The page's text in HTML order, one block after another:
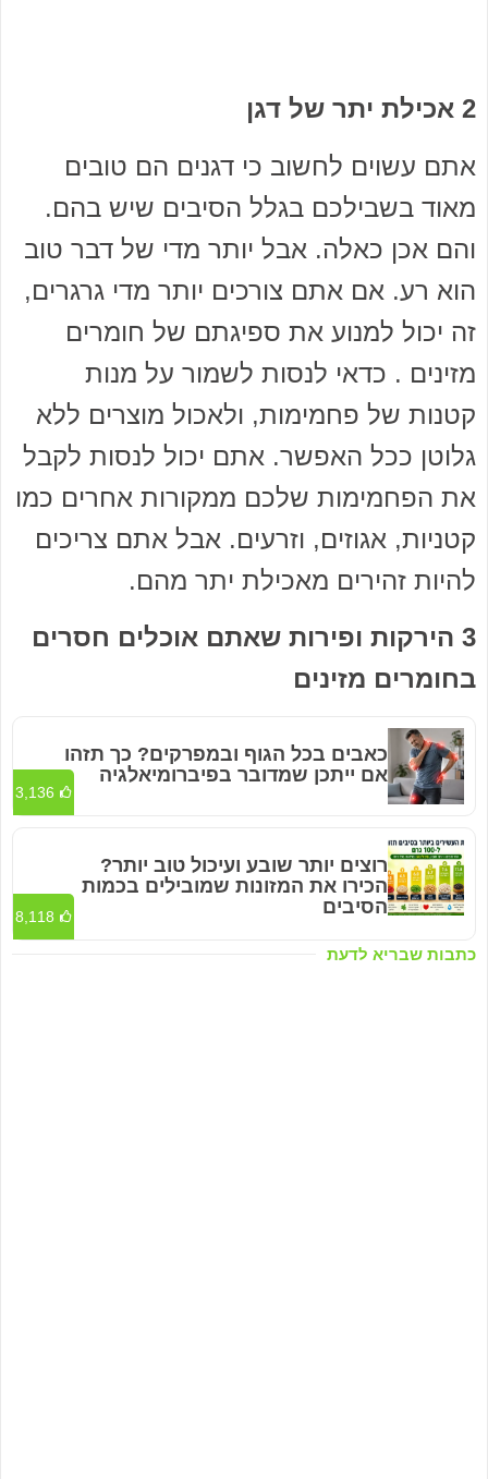
2 אכילת יתר של דגן
אתם עשוים לחשוב כי דגנים הם טובים
מאוד בשבילכם בגלל הסיבים שיש בהם.
והם אכן כאלה. אבל יותר מדי של דבר טוב
הוא רע. אם אתם צורכים יותר מדי גרגרים,
זה יכול למנוע את ספיגתם של חומרים
מזינים . כדאי לנסות לשמור על מנות
קטנות של פחמימות, ולאכול מוצרים ללא
גלוטן ככל האפשר. אתם יכול לנסות לקבל
את הפחמימות שלכם ממקורות אחרים כמו
קטניות, אגוזים, וזרעים. אבל אתם צריכים
להיות זהירים מאכילת יתר מהם.
3 הירקות ופירות שאתם אוכלים חסרים
בחומרים מזינים
כתבות שבריא לדעת
כאבים בכל הגוף ובמפרקים? כך תזהו
אם ייתכן שמדובר בפיברומיאלגיה
3,136
רוצים יותר שובע ועיכול טוב יותר?
הכירו את המזונות שמובילים בכמות
הסיבים
8,118